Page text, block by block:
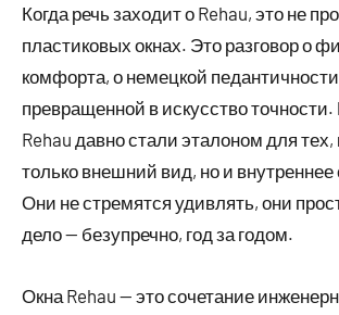
Когда речь заходит о Rehau, это не
пластиковых окнах. Это разговор о
комфорта, о немецкой
превращенной в искусство
Rehau давно стали эталоном для тех,
только внешний вид, но и
Они не стремятся удивлять, они
дело — безупречно, год за годом.
Окна Rehau — это сочетание